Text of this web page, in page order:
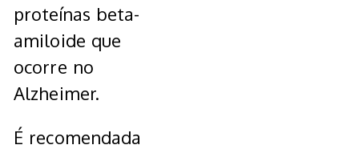
proteínas beta-
amiloide que
ocorre no
Alzheimer.
É recomendada